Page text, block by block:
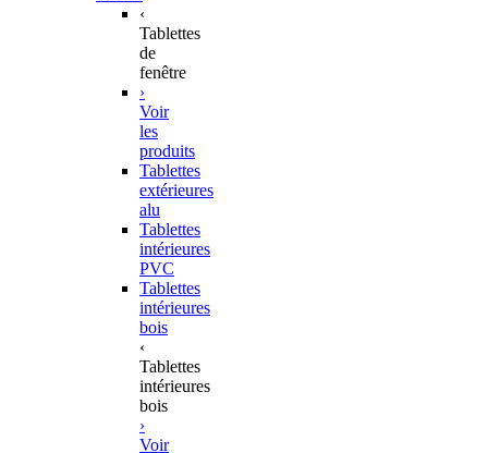
‹
Tablettes
de
fenêtre
›
Voir
les
produits
Tablettes
extérieures
alu
Tablettes
intérieures
PVC
Tablettes
intérieures
bois
‹
Tablettes
intérieures
bois
›
Voir